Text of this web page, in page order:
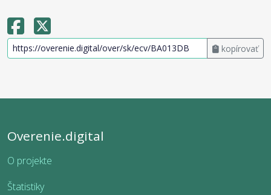
kopírovať
Overenie.digital
O projekte
Štatistiky